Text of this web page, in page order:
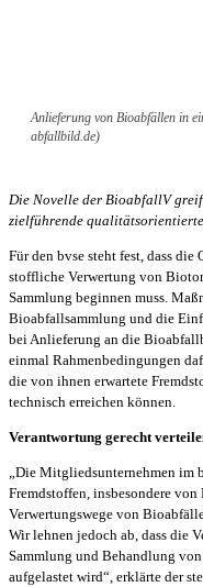
Anlieferung von Bioabfällen in
abfallbild.de)
Die Novelle der BioabfallV
zielführende
Für den bvse steht fest, dass
stoffliche Verwertung von
Sammlung beginnen muss.
Bioabfallsammlung und die
bei Anlieferung an die
einmal Rahmenbedingungen
die von ihnen erwartete
technisch erreichen können.
Verantwortung gerecht
„Die Mitgliedsunternehmen im
Fremdstoffen, insbesondere
Verwertungswege von
Wir lehnen jedoch ab, dass die
Sammlung und Behandlung
aufgelastet wird“, erklärte der